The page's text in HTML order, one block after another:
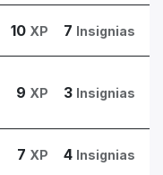
10 XP 7 Insignias
9 XP 3 Insignias
7 XP 4 Insignias